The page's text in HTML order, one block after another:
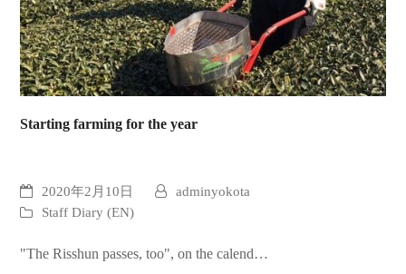
Starting farming for the year
2020年2月10日
adminyokota
Staff Diary (EN)
"The Risshun passes, too", on the calend…